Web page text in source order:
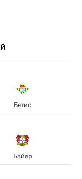
Бетис
Байер